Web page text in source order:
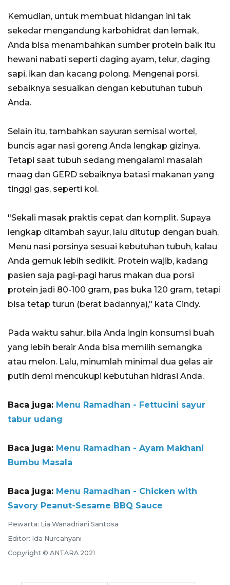
Kemudian, untuk membuat hidangan ini tak
sekedar mengandung karbohidrat dan lemak,
Anda bisa menambahkan sumber protein baik itu
hewani nabati seperti daging ayam, telur, daging
sapi, ikan dan kacang polong. Mengenai porsi,
sebaiknya sesuaikan dengan kebutuhan tubuh
Anda.
Selain itu, tambahkan sayuran semisal wortel,
buncis agar nasi goreng Anda lengkap gizinya.
Tetapi saat tubuh sedang mengalami masalah
maag dan GERD sebaiknya batasi makanan yang
tinggi gas, seperti kol.
"Sekali masak praktis cepat dan komplit. Supaya
lengkap ditambah sayur, lalu ditutup dengan buah.
Menu nasi porsinya sesuai kebutuhan tubuh, kalau
Anda gemuk lebih sedikit. Protein wajib, kadang
pasien saja pagi-pagi harus makan dua porsi
protein jadi 80-100 gram, pas buka 120 gram, tetapi
bisa tetap turun (berat badannya)," kata Cindy.
Pada waktu sahur, bila Anda ingin konsumsi buah
yang lebih berair Anda bisa memilih semangka
atau melon. Lalu, minumlah minimal dua gelas air
putih demi mencukupi kebutuhan hidrasi Anda.
Baca juga: Menu Ramadhan - Fettucini sayur
tabur udang
Baca juga: Menu Ramadhan - Ayam Makhani
Bumbu Masala
Baca juga: Menu Ramadhan - Chicken with
Savory Peanut-Sesame BBQ Sauce
Pewarta: Lia Wanadriani Santosa
Editor: Ida Nurcahyani
Copyright © ANTARA 2021